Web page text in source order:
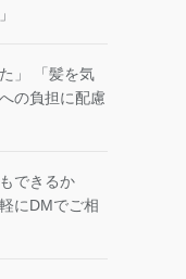
」 「髪を気
の負担に配慮
できるか
にDMでご相